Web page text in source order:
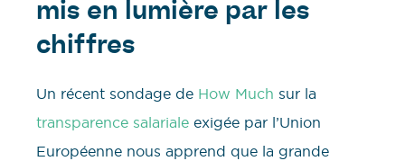
mis en lumière par les
chiffres
Un récent sondage de How Much sur la
transparence salariale exigée par l’Union
Européenne nous apprend que la grande